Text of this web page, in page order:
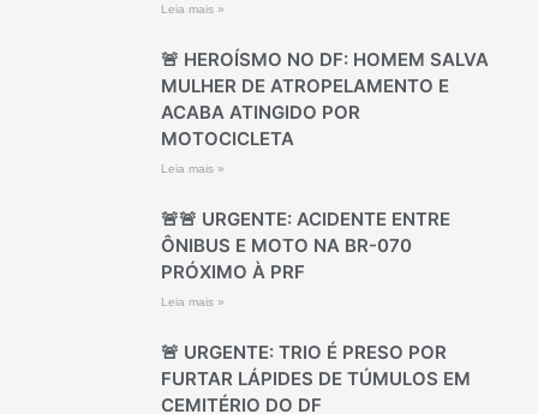
Leia mais »
🚨 HEROÍSMO NO DF: HOMEM SALVA
MULHER DE ATROPELAMENTO E
ACABA ATINGIDO POR
MOTOCICLETA
Leia mais »
🚨🚨 URGENTE: ACIDENTE ENTRE
ÔNIBUS E MOTO NA BR-070
PRÓXIMO À PRF
Leia mais »
🚨 URGENTE: TRIO É PRESO POR
FURTAR LÁPIDES DE TÚMULOS EM
CEMITÉRIO DO DF